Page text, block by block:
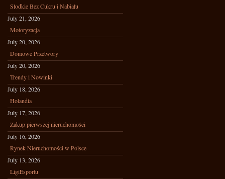
Słodkie Bez Cukru i Nabiału
July 21, 2026
Motoryzacja
July 20, 2026
Domowe Przetwory
July 20, 2026
Trendy i Nowinki
July 18, 2026
Holandia
July 17, 2026
Zakup pierwszej nieruchomości
July 16, 2026
Rynek Nieruchomości w Polsce
July 13, 2026
LigiEsportu